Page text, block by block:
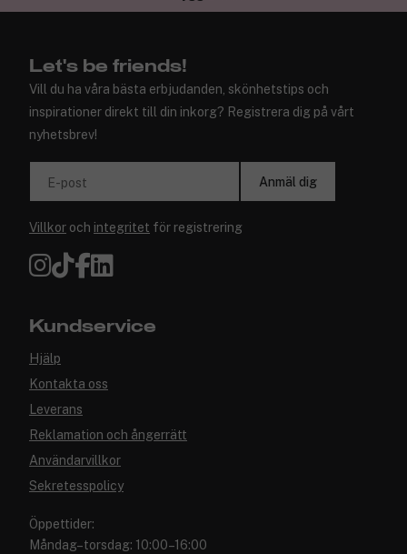
Let's be friends!
Vill du ha våra bästa erbjudanden, skönhetstips och
inspirationer direkt till din inkorg? Registrera dig på vårt
nyhetsbrev!
E-post Anmäl dig
Villkor och integritet för registrering
Kundservice
Hjälp
Kontakta oss
Leverans
Reklamation och ångerrätt
Användarvillkor
Sekretesspolicy
Öppettider:
Måndag–torsdag: 10:00–16:00